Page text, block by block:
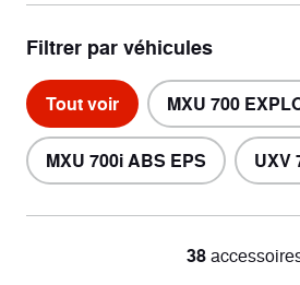
Filtrer par véhicules
Tout voir MXU 700
MXU 700i ABS EPS UXV
38